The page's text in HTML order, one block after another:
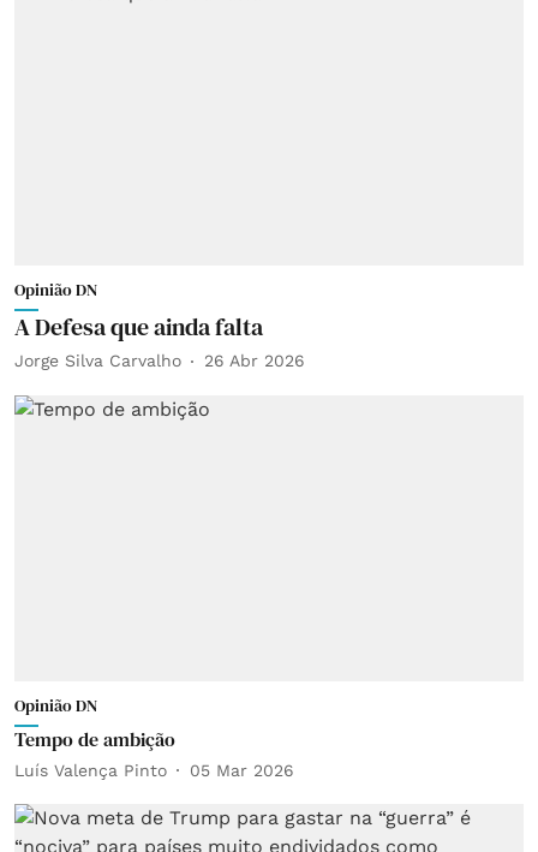
Opinião DN
A Defesa que ainda falta
Jorge Silva Carvalho 26 Abr 2026
Opinião DN
Tempo de ambição
Luís Valença Pinto 05 Mar 2026